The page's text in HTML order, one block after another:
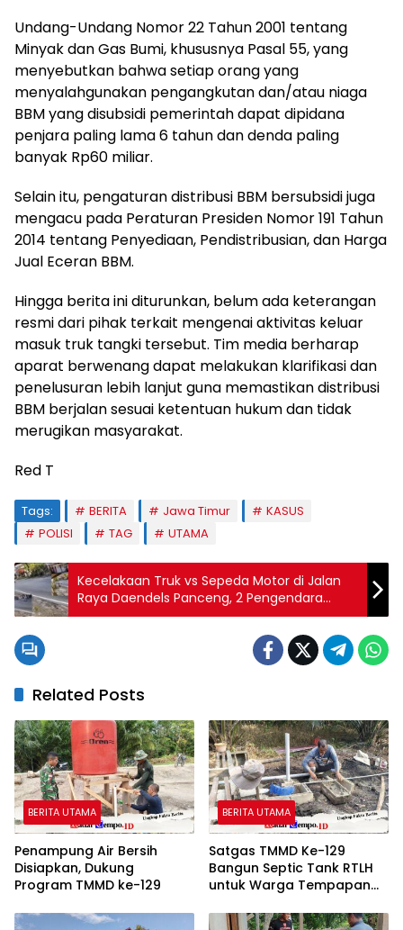
Undang-Undang Nomor 22 Tahun 2001 tentang
Minyak dan Gas Bumi, khususnya Pasal 55, yang
menyebutkan bahwa setiap orang yang
menyalahgunakan pengangkutan dan/atau niaga
BBM yang disubsidi pemerintah dapat dipidana
penjara paling lama 6 tahun dan denda paling
banyak Rp60 miliar.
Selain itu, pengaturan distribusi BBM bersubsidi juga
mengacu pada Peraturan Presiden Nomor 191 Tahun
2014 tentang Penyediaan, Pendistribusian, dan Harga
Jual Eceran BBM.
Hingga berita ini diturunkan, belum ada keterangan
resmi dari pihak terkait mengenai aktivitas keluar
masuk truk tangki tersebut. Tim media berharap
aparat berwenang dapat melakukan klarifikasi dan
penelusuran lebih lanjut guna memastikan distribusi
BBM berjalan sesuai ketentuan hukum dan tidak
merugikan masyarakat.
Red T
Tags: BERITA Jawa Timur
KASUS
POLISI
TAG UTAMA
Kecelakaan Truk vs Sepeda Motor di Jalan
Raya Daendels Panceng, 2 Pengendara
Motor Tewas
Related Posts
BERITA UTAMA
Penampung Air Bersih
Disiapkan, Dukung
Program TMMD ke-129
BERITA UTAMA
Satgas TMMD Ke-129
Bangun Septic Tank RTLH
untuk Warga Tempapan